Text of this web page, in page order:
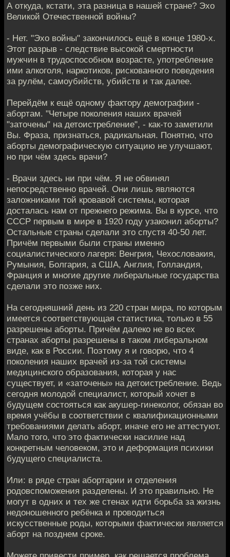
А откуда, кстати, эта разница в нашей стране? Эхо
Великой Отечественной войны?
- Нет. "Эхо войны" закончилось ещё в конце 1980-х.
Этот разрыв - следствие высокой смертности
мужчин в трудоспособном возрасте, употребление
ими алкоголя, наркотиков, рискованного поведения
за рулём, самоубийств, убийств и так далее.
Перейдём к ещё одному фактору демографии -
абортам. "Четыре поколения наших врачей
"заточены" на детоистребление", - как-то заметили
Вы. Фраза, признаться, радикальная. Понятно, что
аборты демографическую ситуацию не улучшают,
но при чём здесь врачи?
- Врачи здесь ни при чём. Я не обвинял
непосредственно врачей. Они лишь являются
заложниками той кровавой системы, которая
досталась нам от прежнего режима. Вы в курсе, что
СССР первым в мире в 1920 году узаконил аборты?
Остальные страны сделали это спустя 40-50 лет.
Причём первыми были страны именно
социалистического лагеря: Венгрия, Чехословакия,
Румыния, Болгария, а США, Англия, Голландия,
Франция и многие другие либеральные государства
сделали это позже них.
На сегодняшний день из 220 стран мира, по которым
имеется соответствующая статистика, только в 55
разрешены аборты. Причём далеко не во всех
странах аборты разрешены в таком либеральном
виде, как в России. Поэтому я и говорю, что 4
поколения наших врачей из-за той системы
медицинского образования, которая у нас
существует, и «заточены» на детоистребление. Ведь
сегодня молодой специалист, который хочет в
будущем состояться как акушер-гинеколог, обязан во
время учёбы в соответствии с квалификационными
требованиями делать аборт, иначе его не аттестуют.
Мало того, что это фактически насилие над
конкретным человеком, это и деформация психики
будущего специалиста.
Или: в ряде стран абортарии и отделения
родовспоможения разделены. И это правильно. Не
могут в одних и тех же стенах идти борьба за жизнь
недоношенного ребёнка и проводиться
искусственные роды, которыми фактически является
аборт на позднем сроке.